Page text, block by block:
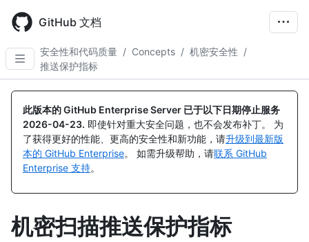
main
content
GitHub 文档
安全性和代码质量 / Concepts / 机密安全性 /
推送保护指标
此版本的 GitHub Enterprise Server 已于以下日期停止服务
2026-04-23. 即使针对重大安全问题，也不会发布补丁。 为
了获得更好的性能、更高的安全性和新功能，请升级到最新版
本的 GitHub Enterprise。 如需升级帮助，请联系 GitHub
Enterprise 支持。
机密扫描推送保护指标